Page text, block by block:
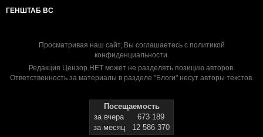
ГЕНШТАБ ВС
Просматривая наш сайт, Вы соглашаетесь с политикой
конфиденциальности.
Редакция Цензор.НЕТ может не разделять позицию авторов.
Ответственность за материалы в разделе "Блоги" несут авторы текстов.
Посещаемость
за вчера
673 189
за месяц
12 586 370